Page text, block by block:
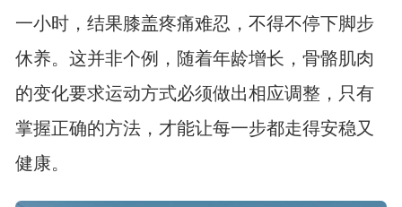
一小时，结果膝盖疼痛难忍，不得不停下脚步
休养。这并非个例，随着年龄增长，骨骼肌肉
的变化要求运动方式必须做出相应调整，只有
掌握正确的方法，才能让每一步都走得安稳又
健康。